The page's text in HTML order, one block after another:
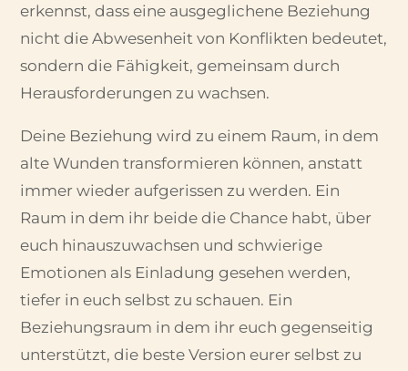
erkennst, dass eine ausgeglichene Beziehung
nicht die Abwesenheit von Konflikten bedeutet,
sondern die Fähigkeit, gemeinsam durch
Herausforderungen zu wachsen.
Deine Beziehung wird zu einem Raum, in dem
alte Wunden transformieren können, anstatt
immer wieder aufgerissen zu werden. Ein
Raum in dem ihr beide die Chance habt, über
euch hinauszuwachsen und schwierige
Emotionen als Einladung gesehen werden,
tiefer in euch selbst zu schauen. Ein
Beziehungsraum in dem ihr euch gegenseitig
unterstützt, die beste Version eurer selbst zu